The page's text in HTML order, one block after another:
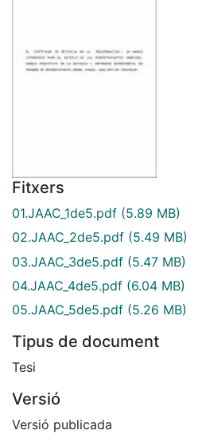
Fitxers
01.JAAC_1de5.pdf (5.89 MB)
02.JAAC_2de5.pdf (5.49 MB)
03.JAAC_3de5.pdf (5.47 MB)
04.JAAC_4de5.pdf (6.04 MB)
05.JAAC_5de5.pdf (5.26 MB)
Tipus de document
Tesi
Versió
Versió publicada